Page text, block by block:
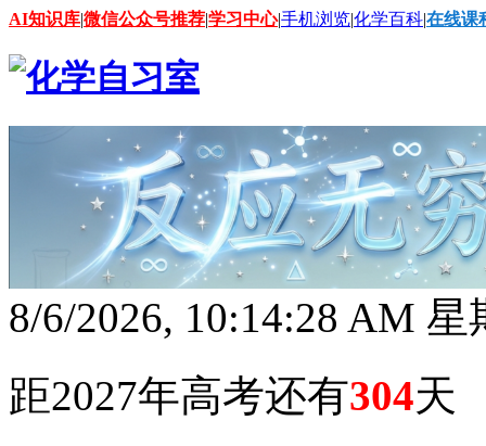
AI知识库|微信公众号推荐|学习中心|手机浏览|化学百科|在线课
8/6/2026, 10:14:30 AM 星
距2027年高考还有304天